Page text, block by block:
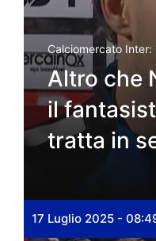
Calciomercato
Altro che
il
tratta in
17 Luglio 2025 -